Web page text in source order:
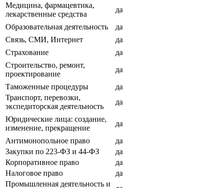
Медицина, фармацевтика,
лекарственные средства
да
Образовательная деятельность
да
Связь, СМИ, Интернет
да
Страхование
да
Строительство, ремонт,
проектирование
да
Таможенные процедуры
да
Транспорт, перевозки,
экспедиторская деятельность
да
Юридические лица: создание,
изменение, прекращение
да
Антимонопольное право
да
Закупки по 223-ФЗ и 44-ФЗ
да
Корпоративное право
да
Налоговое право
да
Промышленная деятельность и